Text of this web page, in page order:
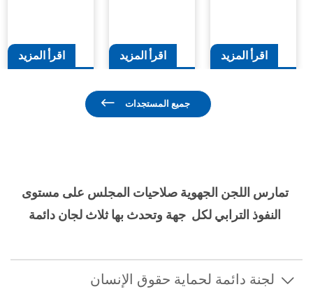
اقرأ المزيد اقرأ المزيد اقرأ المزيد